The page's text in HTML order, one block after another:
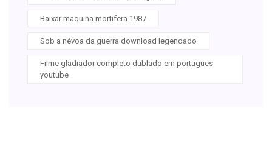
Baixar maquina mortifera 1987
Sob a névoa da guerra download legendado
Filme gladiador completo dublado em portugues
youtube